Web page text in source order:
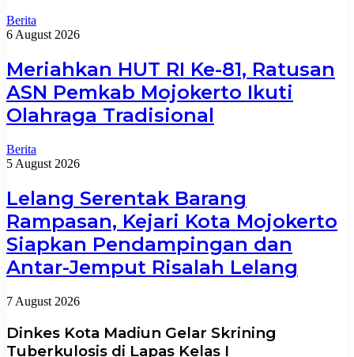
Berita
6 August 2026
Meriahkan HUT RI Ke-81, Ratusan
ASN Pemkab Mojokerto Ikuti
Olahraga Tradisional
Berita
5 August 2026
Lelang Serentak Barang
Rampasan, Kejari Kota Mojokerto
Siapkan Pendampingan dan
Antar-Jemput Risalah Lelang
7 August 2026
Dinkes Kota Madiun Gelar Skrining
Tuberkulosis di Lapas Kelas I